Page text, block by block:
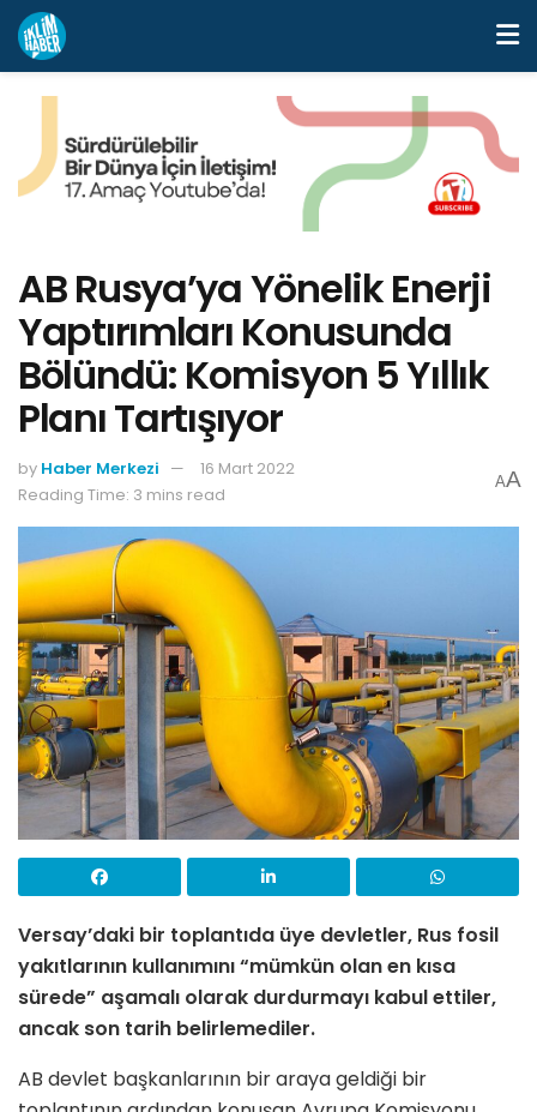
AB Rusya’ya Yönelik Enerji
Yaptırımları Konusunda
Bölündü: Komisyon 5 Yıllık
Planı Tartışıyor
by Haber Merkezi
16 Mart 2022
Reading Time: 3 mins read
AA
Versay’daki bir toplantıda üye devletler, Rus fosil
yakıtlarının kullanımını “mümkün olan en kısa
sürede” aşamalı olarak durdurmayı kabul ettiler,
ancak son tarih belirlemediler.
AB devlet başkanlarının bir araya geldiği bir